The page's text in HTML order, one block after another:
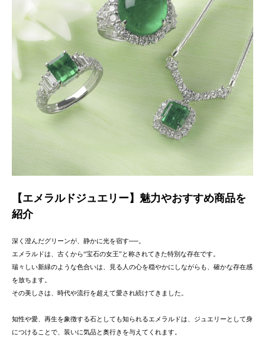
【エメラルドジュエリー】魅力やおすすめ商品を
紹介
深く澄んだグリーンが、静かに光を宿す──。
エメラルドは、古くから“宝石の女王”と称されてきた特別な存在です。
瑞々しい新緑のような色合いは、見る人の心を穏やかにしながらも、確かな存在感
を放ちます。
その美しさは、時代や流行を超えて愛され続けてきました。
知性や愛、再生を象徴する石としても知られるエメラルドは、ジュエリーとして身
につけることで、装いに気品と奥行きを与えてくれます。